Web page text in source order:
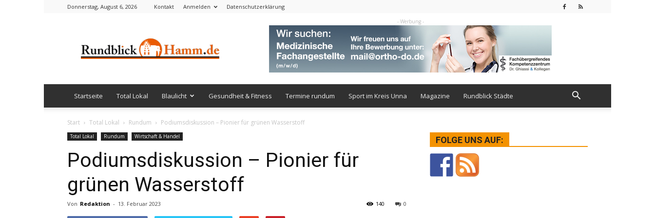
Donnerstag, August 6, 2026 Kontakt Anmelden Datenschutzerklärung
- Werbung -
Startseite Total Lokal Blaulicht Gesundheit & Fitness Termine rundum Sport im Kreis Unna Magazine Rundblick Städte
Start Total Lokal Rundum Podiumsdiskussion – Pionier für grünen Wasserstoff
Total Lokal Rundum Wirtschaft & Handel
Podiumsdiskussion – Pionier für
grünen Wasserstoff
Von Redaktion - 13. Februar 2023 0
140
FOLGE UNS AUF: